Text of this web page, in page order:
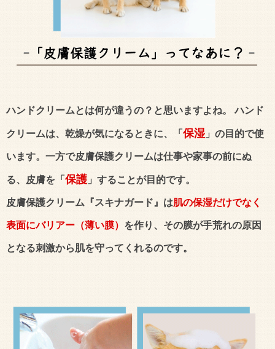
ハンドクリームとは何が違うの？と思いますよね。 ハンド
クリームは、乾燥が気になるときに、「 保湿 」の目的で使
います。一方で皮膚保護クリームは仕事や家事の前にぬ
る、皮膚を「 保護 」することが目的です。
皮膚保護クリーム『スキナガード』は肌の保湿だけでなく
表面にバリアー（薄い膜） を作り、その膜が手荒れの原因
となる刺激から肌を守ってくれるのです。